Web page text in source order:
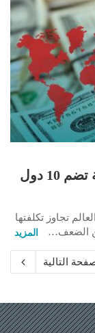
أغلى أسعار البنزين في العالم.. قائمة تضم 10 دول
تجاوز تكلفتها
الضعف…
المزيد
التالية